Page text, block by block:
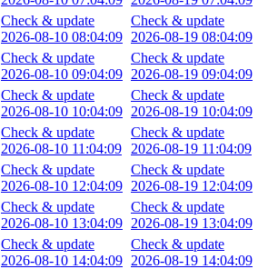
Check & update
2026-08-10 08:04:09
Check & update
2026-08-10 09:04:09
Check & update
2026-08-10 10:04:09
Check & update
2026-08-10 11:04:09
Check & update
2026-08-10 12:04:09
Check & update
2026-08-10 13:04:09
Check & update
2026-08-10 14:04:09
Check & update
2026-08-19 08:04:09
Check & update
2026-08-19 09:04:09
Check & update
2026-08-19 10:04:09
Check & update
2026-08-19 11:04:09
Check & update
2026-08-19 12:04:09
Check & update
2026-08-19 13:04:09
Check & update
2026-08-19 14:04:09